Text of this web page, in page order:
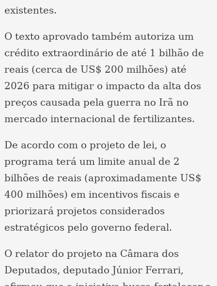
existentes.
O texto aprovado também autoriza um
crédito extraordinário de até 1 bilhão de
reais (cerca de US$ 200 milhões) até
2026 para mitigar o impacto da alta dos
preços causada pela guerra no Irã no
mercado internacional de fertilizantes.
De acordo com o projeto de lei, o
programa terá um limite anual de 2
bilhões de reais (aproximadamente US$
400 milhões) em incentivos fiscais e
priorizará projetos considerados
estratégicos pelo governo federal.
O relator do projeto na Câmara dos
Deputados, deputado Júnior Ferrari,